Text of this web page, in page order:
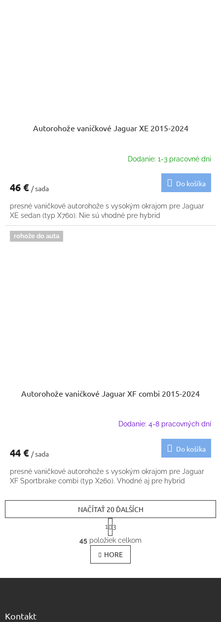
Autorohože vaničkové Jaguar XE 2015-2024
Dodanie: 1-3 pracovné dni
46 € / sada
Do košíka
presné vaničkové autorohože s vysokým okrajom pre Jaguar
XE sedan (typ X760). Nie sú vhodné pre hybrid
rohože do auta
Autorohože vaničkové Jaguar XF combi 2015-2024
Dodanie: 4-8 pracovných dní
44 € / sada
Do košíka
presné vaničkové autorohože s vysokým okrajom pre Jaguar
XF Sportbrake combi (typ X260). Vhodné aj pre hybrid
O
v
l
á
NAČÍTAŤ 20 ĎALŠÍCH
S
t
r
á
n
k
v
1
3
45 položiek celkom
HORE
Kontakt